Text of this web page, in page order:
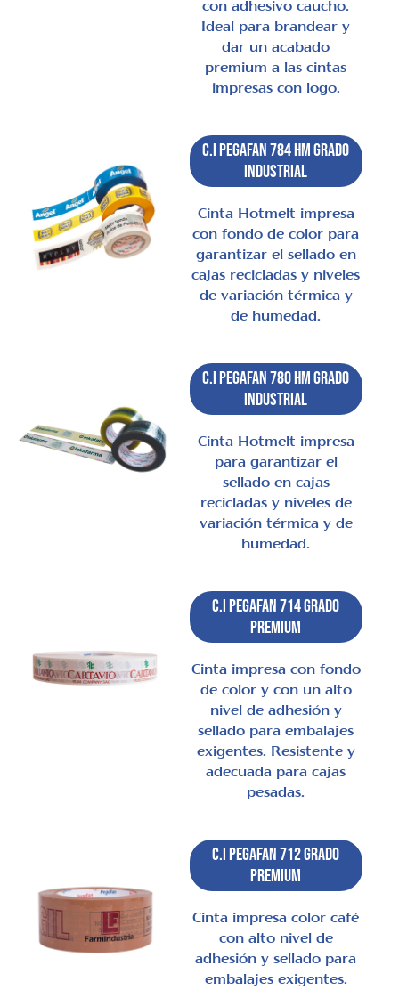
con adhesivo caucho.
Ideal para brandear y
dar un acabado
premium a las cintas
impresas con logo.
C.I Pegafan 784 HM Grado
Industrial
Cinta Hotmelt impresa
con fondo de color para
garantizar el sellado en
cajas recicladas y niveles
de variación térmica y
de humedad.
C.I Pegafan 780 HM Grado
Industrial
Cinta Hotmelt impresa
para garantizar el
sellado en cajas
recicladas y niveles de
variación térmica y de
humedad.
C.I Pegafan 714 Grado
Premium
Cinta impresa con fondo
de color y con un alto
nivel de adhesión y
sellado para embalajes
exigentes. Resistente y
adecuada para cajas
pesadas.
C.I Pegafan 712 Grado
Premium
Cinta impresa color café
con alto nivel de
adhesión y sellado para
embalajes exigentes.